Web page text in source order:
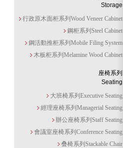
Storage
行政原木面柜系列Wood Veneer Cabinet
鋼柜系列Steel Cabinet
鋼活動推柜系列Mobile Filing System
木板柜系列Melamine Wood Cabinet
座椅系列
Seating
大班椅系列Executive Seating
經理座椅系列Managerial Seating
辦公座椅系列Staff Seating
會議室座椅系列Conference Seating
叠椅系列Stackable Chair